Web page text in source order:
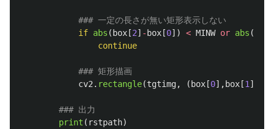
if abs ( box [2] - box [0]) < MINW or abs (
continue
cv2 . rectangle(tgtimg, ( box [0], box [1 ]),
print ( rstpath)